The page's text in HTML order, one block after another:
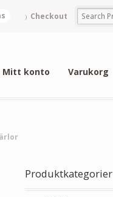
Checkout
Mitt konto Varukorg
Produktkategorier